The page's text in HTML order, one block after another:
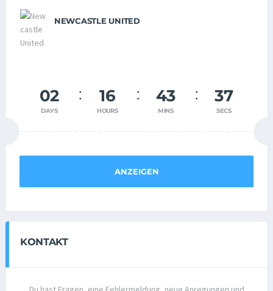
NEWCASTLE UNITED
02
DAYS
16
HOURS
43
MINS
37
SECS
ANZEIGEN
KONTAKT